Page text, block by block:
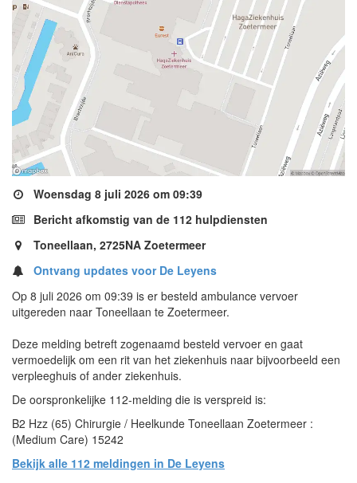
Woensdag 8 juli 2026 om 09:39
Bericht afkomstig van de 112 hulpdiensten
Toneellaan, 2725NA Zoetermeer
Ontvang updates voor De Leyens
Op 8 juli 2026 om 09:39 is er besteld ambulance vervoer
uitgereden naar Toneellaan te Zoetermeer.
Deze melding betreft zogenaamd besteld vervoer en gaat
vermoedelijk om een rit van het ziekenhuis naar bijvoorbeeld een
verpleeghuis of ander ziekenhuis.
De oorspronkelijke 112-melding die is verspreid is:
B2 Hzz (65) Chirurgie / Heelkunde Toneellaan Zoetermeer :
(Medium Care) 15242
Bekijk alle 112 meldingen in De Leyens